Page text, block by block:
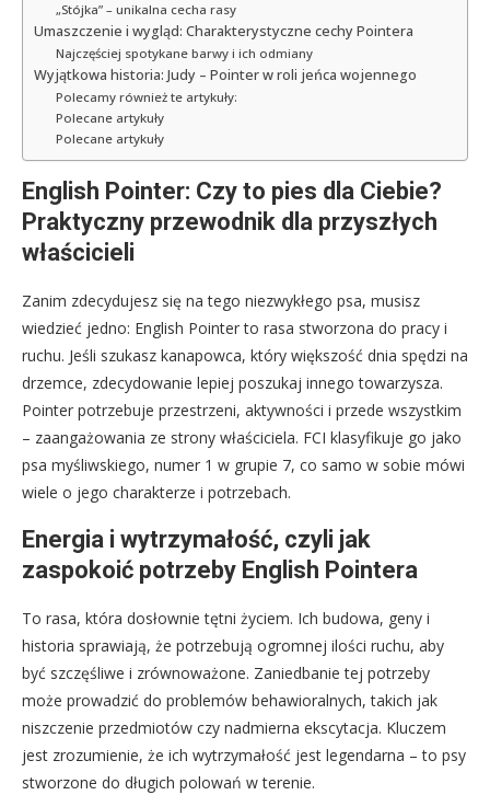
„Stójka” – unikalna cecha rasy
Umaszczenie i wygląd: Charakterystyczne cechy Pointera
Najczęściej spotykane barwy i ich odmiany
Wyjątkowa historia: Judy – Pointer w roli jeńca wojennego
Polecamy również te artykuły:
Polecane artykuły
Polecane artykuły
English Pointer: Czy to pies dla Ciebie?
Praktyczny przewodnik dla przyszłych
właścicieli
Zanim zdecydujesz się na tego niezwykłego psa, musisz
wiedzieć jedno: English Pointer to rasa stworzona do pracy i
ruchu. Jeśli szukasz kanapowca, który większość dnia spędzi na
drzemce, zdecydowanie lepiej poszukaj innego towarzysza.
Pointer potrzebuje przestrzeni, aktywności i przede wszystkim
– zaangażowania ze strony właściciela. FCI klasyfikuje go jako
psa myśliwskiego, numer 1 w grupie 7, co samo w sobie mówi
wiele o jego charakterze i potrzebach.
Energia i wytrzymałość, czyli jak
zaspokoić potrzeby English Pointera
To rasa, która dosłownie tętni życiem. Ich budowa, geny i
historia sprawiają, że potrzebują ogromnej ilości ruchu, aby
być szczęśliwe i zrównoważone. Zaniedbanie tej potrzeby
może prowadzić do problemów behawioralnych, takich jak
niszczenie przedmiotów czy nadmierna ekscytacja. Kluczem
jest zrozumienie, że ich wytrzymałość jest legendarna – to psy
stworzone do długich polowań w terenie.